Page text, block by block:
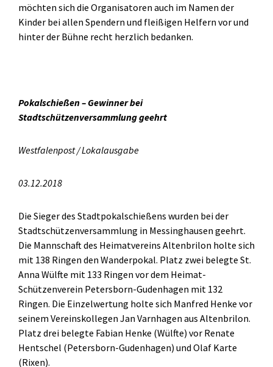
möchten sich die Organisatoren auch im Namen der
Kinder bei allen Spendern und fleißigen Helfern vor und
hinter der Bühne recht herzlich bedanken.
Pokalschießen – Gewinner bei
Stadtschützenversammlung geehrt
Westfalenpost / Lokalausgabe
03.12.2018
Die Sieger des Stadtpokalschießens wurden bei der
Stadtschützenversammlung in Messinghausen geehrt.
Die Mannschaft des Heimatvereins Altenbrilon holte sich
mit 138 Ringen den Wanderpokal. Platz zwei belegte St.
Anna Wülfte mit 133 Ringen vor dem Heimat-
Schützenverein Petersborn-Gudenhagen mit 132
Ringen. Die Einzelwertung holte sich Manfred Henke vor
seinem Vereinskollegen Jan Varnhagen aus Altenbrilon.
Platz drei belegte Fabian Henke (Wülfte) vor Renate
Hentschel (Petersborn-Gudenhagen) und Olaf Karte
(Rixen).